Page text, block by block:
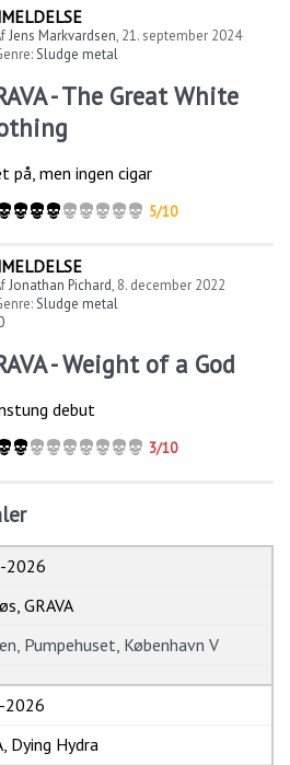
Jens Markvardsen, 21. september 2024
Sludge metal
- The Great White
på, men ingen cigar
5/10
Jonathan Pichard, 8. december 2022
Sludge metal
- Weight of a God
debut
3/10
2026
GRAVA
Pumpehuset, København V
2026
Dying Hydra